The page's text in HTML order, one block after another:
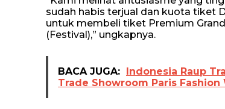
sudah habis terjual dan kuota tiket
untuk membeli tiket Premium
(Festival),” ungkapnya.
BACA JUGA: Indonesia Raup
Trade Showroom Paris Fashion